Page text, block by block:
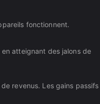
fonctionnent.
atteignant des jalons de
revenus. Les gains passifs